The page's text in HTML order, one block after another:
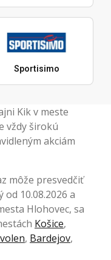
Sportisimo
Kik v meste
vždy širokú
akciám
môže presvedčiť
10.08.2026 a
Hlohovec, sa
Košice,
, Bardejov,